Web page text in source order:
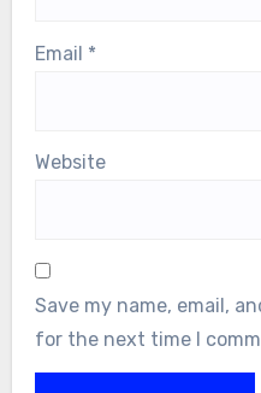
Email *
Website
Save my name, email,
for the next time I